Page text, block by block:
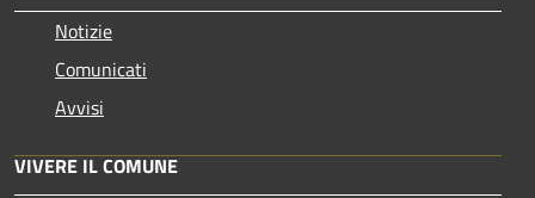
Notizie
Comunicati
Avvisi
VIVERE IL COMUNE